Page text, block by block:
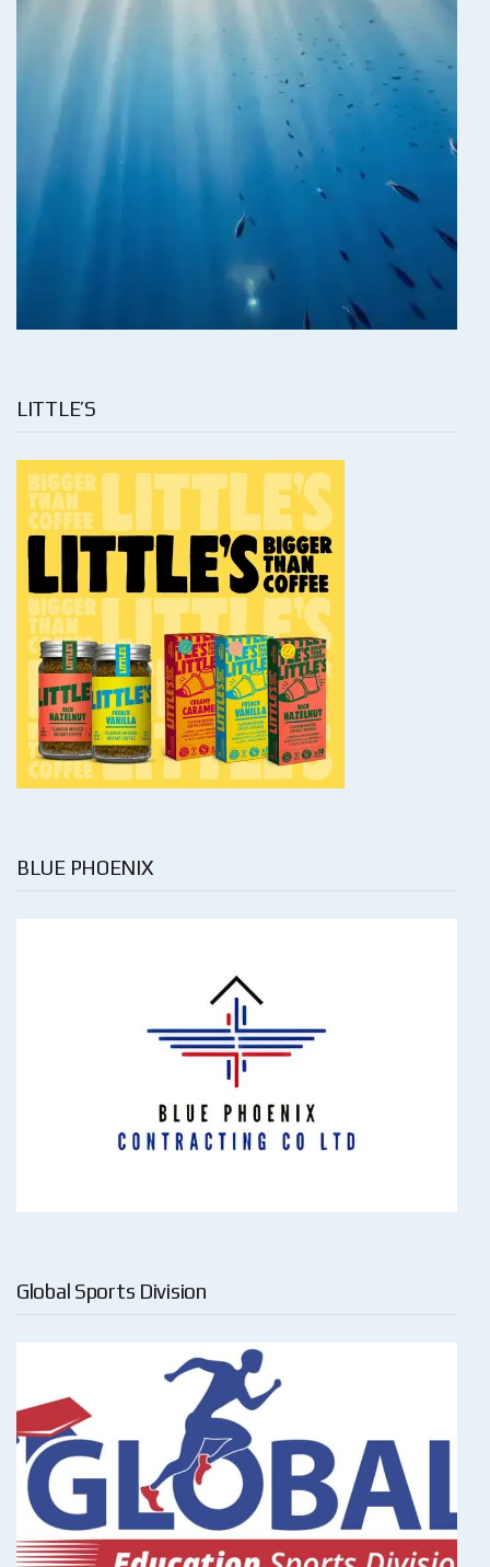
LITTLE’S
BLUE PHOENIX
Global Sports Division